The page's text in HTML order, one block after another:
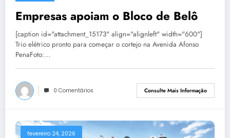
Empresas apoiam o Bloco de Belô
[caption id="attachment_15173" align="alignleft" width="600"]
Trio elétrico pronto para começar o cortejo na Avenida Afonso
PenaFoto:…
0 Comentários Consulte Mais Informação
fevereiro 24, 2026